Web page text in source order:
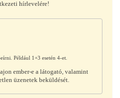
hírlevelére!
Például 1+3 esetén 4-et.
ember-e a látogató, valamint
üzenetek beküldését.